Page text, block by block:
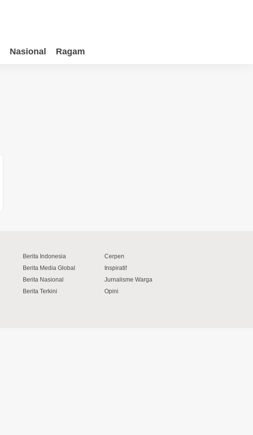
Nasional Ragam
Berita Indonesia
Berita Media Global
Berita Nasional
Berita Terkini
Cerpen
Inspiratif
Jurnalisme Warga
Opini